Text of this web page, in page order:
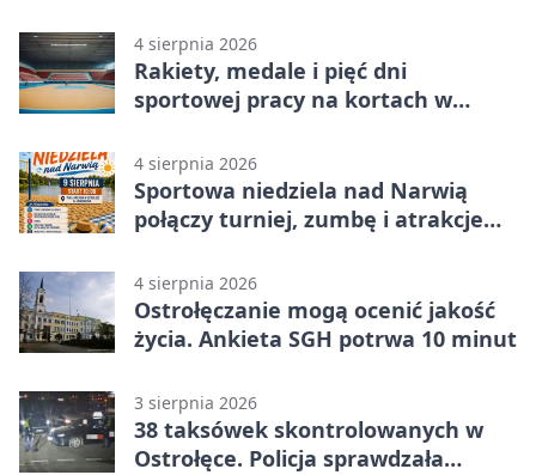
4 sierpnia 2026
Rakiety, medale i pięć dni
sportowej pracy na kortach w
4 sierpnia 2026
Sportowa niedziela nad Narwią
połączy turniej, zumbę i atrakcje
4 sierpnia 2026
Ostrołęczanie mogą ocenić jakość
życia. Ankieta SGH potrwa 10 minut
3 sierpnia 2026
38 taksówek skontrolowanych w
Ostrołęce. Policja sprawdzała